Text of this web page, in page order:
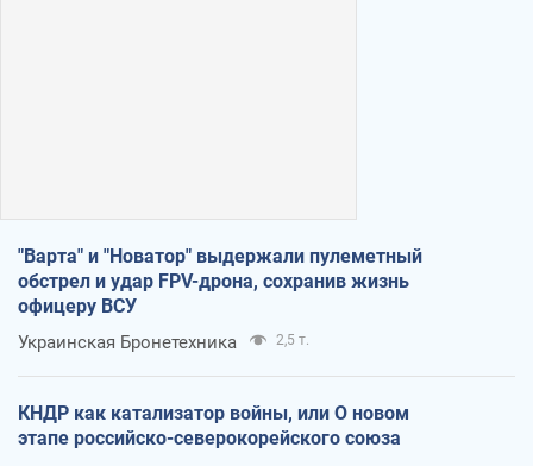
"Варта" и "Новатор" выдержали пулеметный
обстрел и удар FPV-дрона, сохранив жизнь
офицеру ВСУ
Украинская Бронетехника 2,5 т.
КНДР как катализатор войны, или О новом
этапе российско-северокорейского союза